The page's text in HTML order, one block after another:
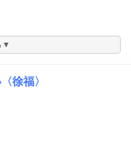
▼
徐福〉